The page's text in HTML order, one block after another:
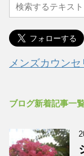
メンズカウン
ブログ新着記事一